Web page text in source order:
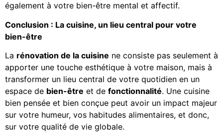
également à votre bien-être mental et affectif.
Conclusion : La cuisine, un lieu central pour votre
bien-être
La rénovation de la cuisine ne consiste pas seulement à
apporter une touche esthétique à votre maison, mais à
transformer un lieu central de votre quotidien en un
espace de bien-être et de fonctionnalité. Une cuisine
bien pensée et bien conçue peut avoir un impact majeur
sur votre humeur, vos habitudes alimentaires, et donc,
sur votre qualité de vie globale.